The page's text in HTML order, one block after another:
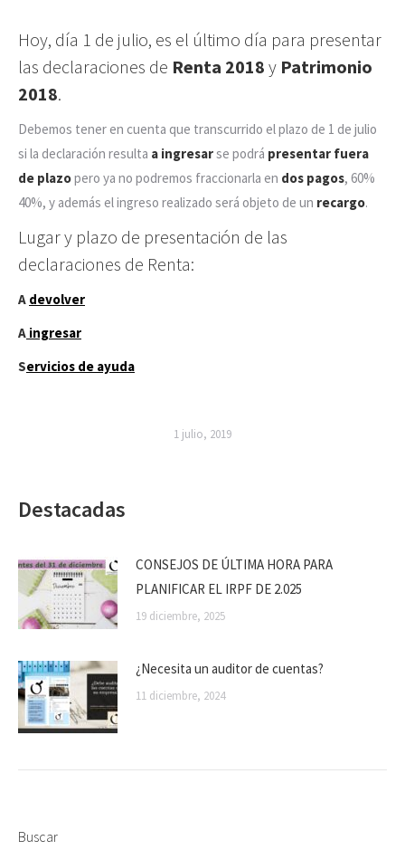
Hoy, día 1 de julio, es el último día para presentar
las declaraciones de Renta 2018 y Patrimonio
2018.
Debemos tener en cuenta que transcurrido el plazo de 1 de julio
si la declaración resulta a ingresarse podrá presentar fuera
de plazopero ya no podremos fraccionarla en dos pagos, 60%
40%, y además el ingreso realizado será objeto de un recargo.
Lugar y plazo de presentación de las
declaraciones de Renta:
A devolver
A ingresar
Servicios de ayuda
1 julio, 2019
Destacadas
CONSEJOS DE ÚLTIMA HORA PARA
PLANIFICAR EL IRPF DE 2.025
19 diciembre, 2025
¿Necesita un auditor de cuentas?
11 diciembre, 2024
Buscar